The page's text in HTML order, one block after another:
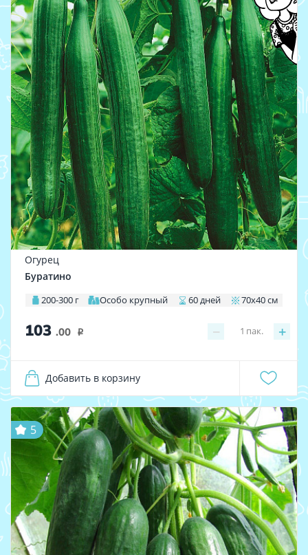
Огурец
Буратино
200-300 г Особо крупный 60 дней 70х40 см
103 .00 i − +
1 пак.
Добавить в корзину
5